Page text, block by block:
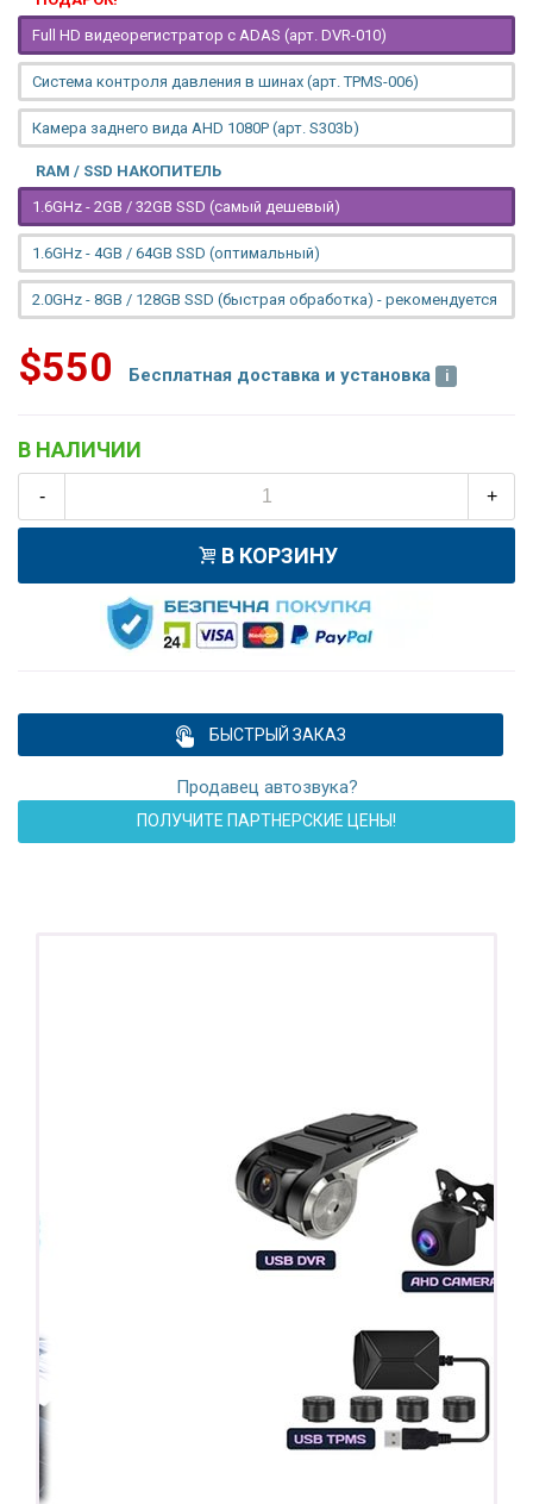
Full HD видеорегистратор с ADAS (арт. DVR-010)
Система контроля давления в шинах (арт. TPMS-006)
Камера заднего вида AHD 1080P (арт. S303b)
RAM / SSD НАКОПИТЕЛЬ
1.6GHz - 2GB / 32GB SSD (самый дешевый)
1.6GHz - 4GB / 64GB SSD (оптимальный)
2.0GHz - 8GB / 128GB SSD (быстрая обработка) - рекомендуется
$550 Бесплатная доставка и установка
В НАЛИЧИИ
- +
В КОРЗИНУ
БЫСТРЫЙ ЗАКАЗ
Продавец автозвука?
ПОЛУЧИТЕ ПАРТНЕРСКИЕ ЦЕНЫ!